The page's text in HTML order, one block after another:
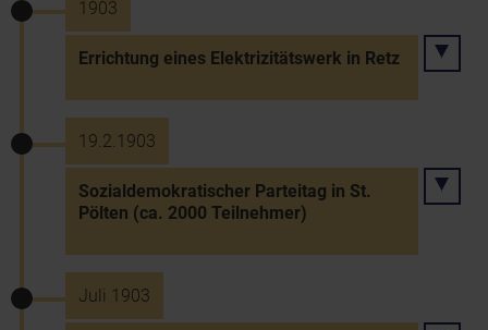
1903
Errichtung eines Elektrizitätswerk in Retz
19.2.1903
Sozialdemokratischer Parteitag in St.
Pölten (ca. 2000 Teilnehmer)
Juli 1903